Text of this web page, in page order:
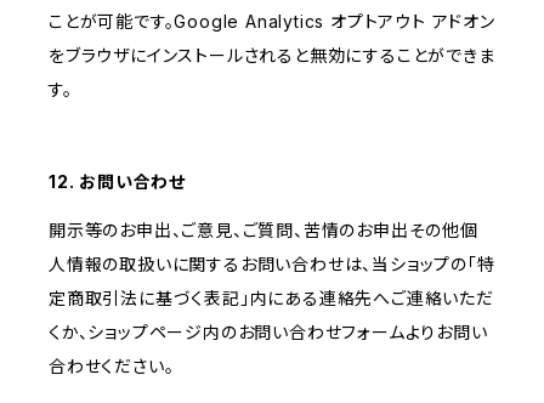
ことが可能です。Google Analytics オプトアウト アドオン
をブラウザにインストールされると無効にすることができま
す。
12. お問い合わせ
開示等のお申出、ご意見、ご質問、苦情のお申出その他個
人情報の取扱いに関するお問い合わせは、当ショップの「特
定商取引法に基づく表記」内にある連絡先へご連絡いただ
くか、ショップページ内のお問い合わせフォームよりお問い
合わせください。